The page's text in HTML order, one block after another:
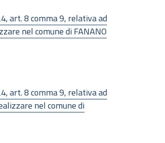
art. 8 comma 9, relativa ad
nel comune di FANANO
art. 8 comma 9, relativa ad
nel comune di